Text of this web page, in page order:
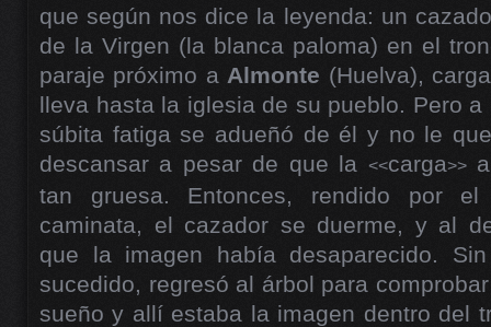
que según nos dice la leyenda: un
de la Virgen (la blanca paloma) en el
paraje próximo a Almonte (Huelva),
lleva hasta la iglesia de su pueblo. Pero
súbita fatiga se adueñó de él y no le
descansar a pesar de que la
<<carga>>
tan gruesa. Entonces, rendido por
caminata, el cazador se duerme, y al
que la imagen había desaparecido.
sucedido, regresó al árbol para
sueño y allí estaba la imagen dentro del